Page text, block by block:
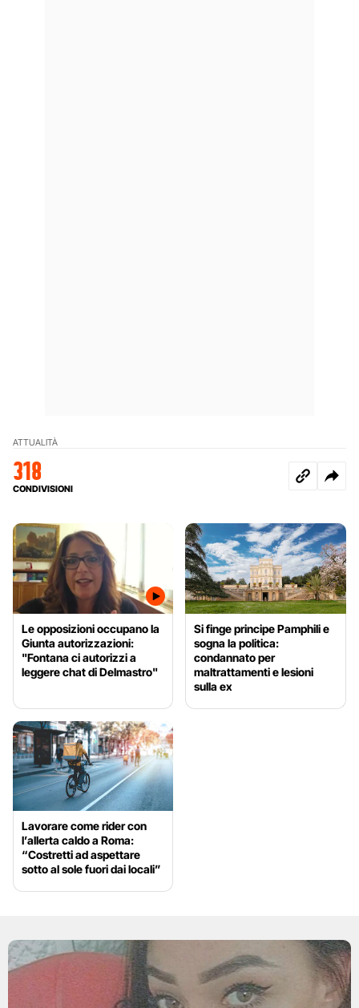
ATTUALITÀ
318
CONDIVISIONI
Le opposizioni occupano la
Giunta autorizzazioni:
"Fontana ci autorizzi a
leggere chat di Delmastro"
Si finge principe Pamphili e
sogna la politica:
condannato per
maltrattamenti e lesioni
sulla ex
Lavorare come rider con
l’allerta caldo a Roma:
“Costretti ad aspettare
sotto al sole fuori dai locali”